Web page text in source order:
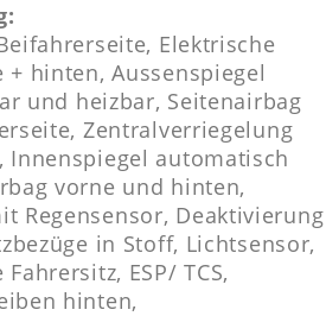
Elektrische
+ hinten, Aussenspiegel
und heizbar, Seitenairbag
Zentralverriegelung
Innenspiegel automatisch
vorne und hinten,
Regensensor, Deaktivierung
in Stoff, Lichtsensor,
ESP/ TCS,
hinten,